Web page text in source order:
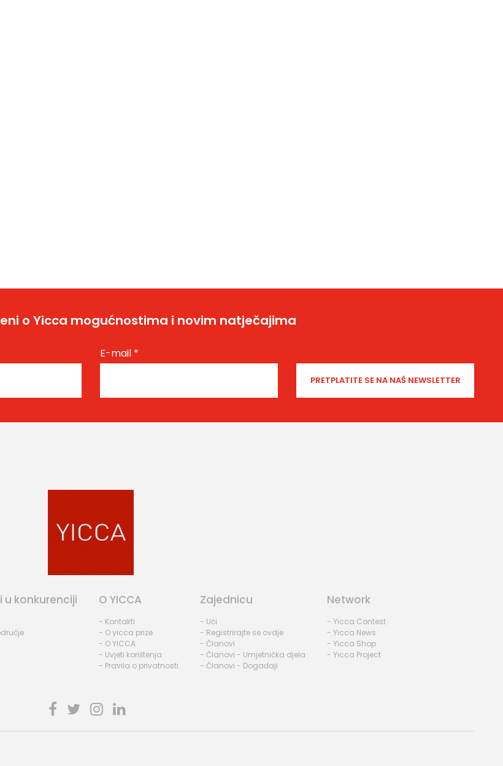
o Yicca mogućnostima i novim natječajima
E-mail *
u konkurenciji O YICCA
- Kontakti
- O yicca prize
- O YICCA
- Uvjeti korištenja
- Pravila o privatnosti
Zajednicu
- Ući
- Registrirajte se ovdje
- Članovi
- Članovi - Umjetnička djela
- Članovi - Događaji
Network
- Yicca Contest
- Yicca News
- Yicca Shop
- Yicca Project